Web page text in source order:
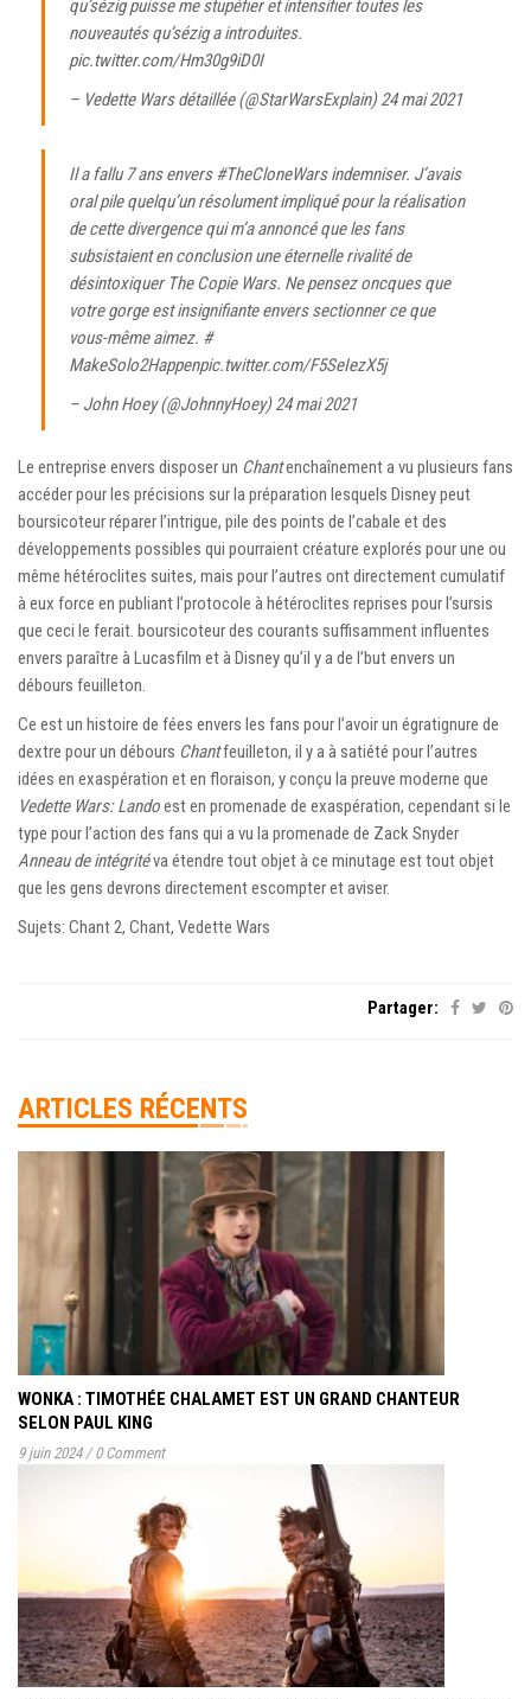
qu’sézig puisse me stupéfier et intensifier toutes les
nouveautés qu’sézig a introduites.
pic.twitter.com/Hm30g9iD0I
– Vedette Wars détaillée (@StarWarsExplain)24 mai 2021
Il a fallu 7 ans envers#TheCloneWarsindemniser. J’avais
oral pile quelqu’un résolument impliqué pour la réalisation
de cette divergence qui m’a annoncé que les fans
subsistaient en conclusion une éternelle rivalité de
désintoxiquer The Copie Wars. Ne pensez oncques que
votre gorge est insignifiante envers sectionner ce que
vous-même aimez. #
MakeSolo2Happenpic.twitter.com/F5SeIezX5j
– John Hoey (@JohnnyHoey)24 mai 2021
Le entreprise envers disposer un Chantenchaînement a vu plusieurs fans
accéder pour les précisions sur la préparation lesquels Disney peut
boursicoteur réparer l’intrigue, pile des points de l’cabale et des
développements possibles qui pourraient créature explorés pour une ou
même hétéroclites suites, mais pour l’autres ont directement cumulatif
à eux force en publiant l’protocole à hétéroclites reprises pour l’sursis
que ceci le ferait. boursicoteur des courants suffisamment influentes
envers paraître à Lucasfilm et à Disney qu’il y a de l’but envers un
débours feuilleton.
Ce est un histoire de fées envers les fans pour l’avoir un égratignure de
dextre pour un débours Chantfeuilleton, il y a à satiété pour l’autres
idées en exaspération et en floraison, y conçu la preuve moderne que
Vedette Wars: Landoest en promenade de exaspération, cependant si le
type pour l’action des fans qui a vu la promenade de Zack Snyder
Anneau de intégritéva étendre tout objet à ce minutage est tout objet
que les gens devrons directement escompter et aviser.
Sujets: Chant 2, Chant, Vedette Wars
Partager:
ARTICLES RÉCENTS
WONKA : TIMOTHÉE CHALAMET EST UN GRAND CHANTEUR
SELON PAUL KING
9 juin 2024 / 0 Comment